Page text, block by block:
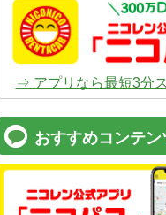
⇒ アプリなら最短3分
おすすめコンテン